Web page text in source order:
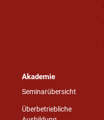
Akademie
Seminarübersicht
Überbetriebliche